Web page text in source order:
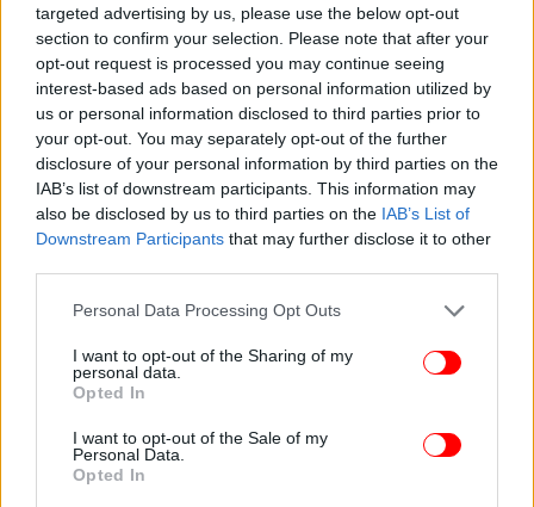
targeted advertising by us, please use the below opt-out
section to confirm your selection. Please note that after your
opt-out request is processed you may continue seeing
interest-based ads based on personal information utilized by
us or personal information disclosed to third parties prior to
your opt-out. You may separately opt-out of the further
disclosure of your personal information by third parties on the
IAB’s list of downstream participants. This information may
also be disclosed by us to third parties on the IAB’s List of
Downstream Participants that may further disclose it to other
Please note that this website/app uses one or more Google
not limited to your visit or usage behaviour. You may click to
grant or deny consent to Google and its third-party tags to
use your data for below specified purposes in below Google
consent section.
Personal Data Processing Opt Outs
I want to opt-out of the Sharing of my
personal data.
Opted In
I want to opt-out of the Sale of my
Personal Data.
Opted In
ΟΛΕΣ ΟΙ ΕΙΔΗΣΕΙΣ
αποκαλύπτει πόσα πήρε για τις επαναλήψεις μετά από 11
χρόνια
Ξέσπασε ο Νικόλιζας για Πλούταρχο-Θεοδωρίδου:
Πόσο εύκολα ξεχνάνε, δεν έστειλαν ούτε στεφάνι στην
Καίτη Γκρέυ
Εύη Δρούτσα: Τον Αργυρό στο Fame Story τον «έκοψα»